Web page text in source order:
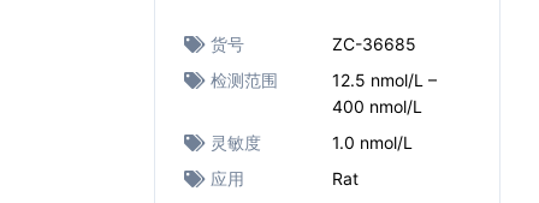
货号
ZC-36685
检测范围
12.5 nmol/L –
400 nmol/L
灵敏度
1.0 nmol/L
应用
Rat